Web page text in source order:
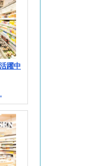
躍中